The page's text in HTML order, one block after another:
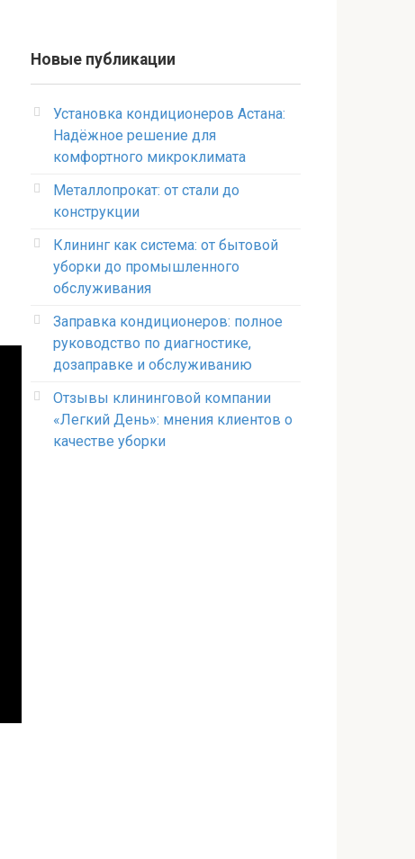
Новые публикации
Установка кондиционеров Астана:
Надёжное решение для
комфортного микроклимата
Металлопрокат: от стали до
конструкции
Клининг как система: от бытовой
уборки до промышленного
обслуживания
Заправка кондиционеров: полное
руководство по диагностике,
дозаправке и обслуживанию
Отзывы клининговой компании
«Легкий День»: мнения клиентов о
качестве уборки